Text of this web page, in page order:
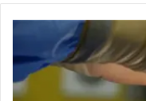
Pé
Minimamente
Invasiva: